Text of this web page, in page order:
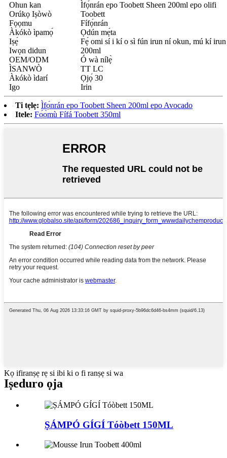
Ohun kan
Ìfọ́nrán epo Toobett Sheen 200ml epo olifi
Orúkọ Iṣòwò
Toobett
Fọọmu
Fífọ́nrán
Àkókò ìpamọ́
Ọdún mẹ́ta
Iṣẹ́
Fẹ́ omi sí i kí o sì fún irun ní okun, mú kí irun
Iwọn didun
200ml
OEM/ODM
Ó wà nílẹ̀
ÌSANWÒ
TT LC
Àkókò ìdarí
Ọjọ́ 30
Igo
Irin
Ti tẹlẹ: Ìfọ́nrán epo Toobett Sheen 200ml epo Avocado
Itele: Fọ́ọ̀mù Fífá Toobett 350ml
Kọ ifiranṣẹ rẹ si ibi ki o fi ranṣẹ si wa
Iṣeduro ọja
ṢÁMPÓ GÍGÍ Tóòbett 150ML